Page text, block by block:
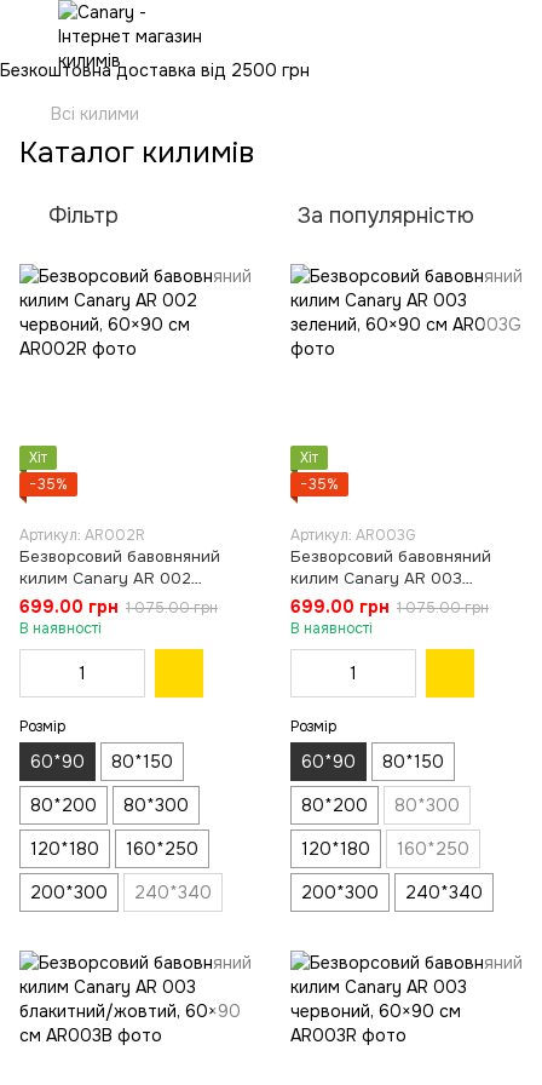
Безкоштовна доставка від 2500 грн
Всі килими
Каталог килимів
Фільтр За популярністю
Хіт
−35%
Артикул: AR002R
Безворсовий бавовняний
килим Canary AR 002
червоний, 60×90 см
699.00 грн 1 075.00 грн
В наявності
Розмір
60*90
80*150
80*200
80*300
120*180
160*250
200*300
240*340
Хіт
−35%
Артикул: AR003G
Безворсовий бавовняний
килим Canary AR 003
зелений, 60×90 см
699.00 грн 1 075.00 грн
В наявності
Розмір
60*90
80*150
80*200
80*300
120*180
160*250
200*300
240*340